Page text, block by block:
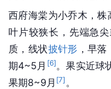
西府海棠为小乔木，
叶片较狭长，先端急
质，线状披针形 ，早
期4~5月 [6] 。果实近球
果期8~9月 [7] 。